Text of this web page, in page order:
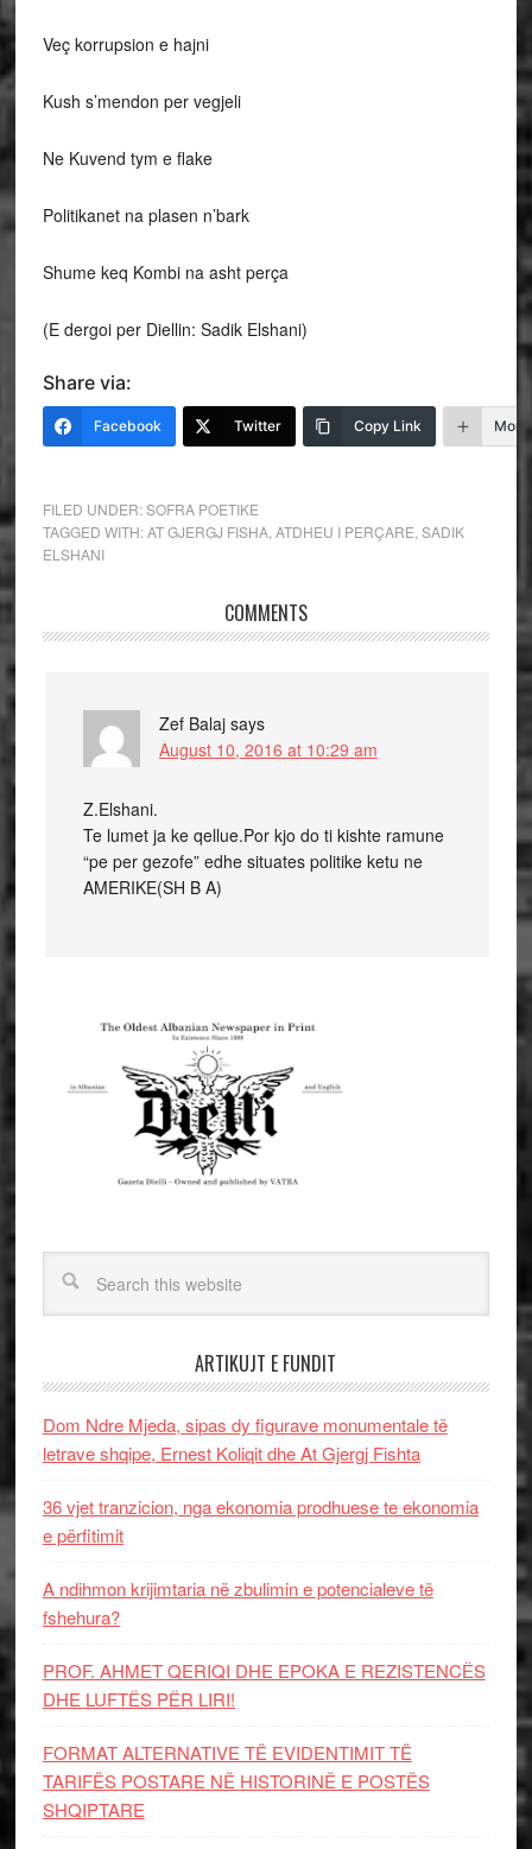
Veç korrupsion e hajni
Kush s’mendon per vegjeli
Ne Kuvend tym e flake
Politikanet na plasen n’bark
Shume keq Kombi na asht perça
(E dergoi per Diellin: Sadik Elshani)
Share via:
Facebook Twitter Copy Link More
FILED UNDER:SOFRA POETIKE
TAGGED WITH:AT GJERGJ FISHA, ATDHEU I PERÇARE SADIK
ELSHANI
COMMENTS
Zef Balaj says
August 10, 2016 at 10:29 am
Z.Elshani.
Te lumet ja ke qellue.Por kjo do ti kishte ramune
“pe per gezofe” edhe situates politike ketu ne
AMERIKE(SH B A)
ARTIKUJT E FUNDIT
Dom Ndre Mjeda, sipas dy figurave monumentale të
letrave shqipe, Ernest Koliqit dhe At Gjergj Fishta
36 vjet tranzicion, nga ekonomia prodhuese te ekonomia
e përfitimit
A ndihmon krijimtaria në zbulimin e potencialeve të
fshehura?
PROF. AHMET QERIQI DHE EPOKA E REZISTENCЁS
DHE LUFTЁS PЁR LIRI!
FORMAT ALTERNATIVE TË EVIDENTIMIT TË
TARIFËS POSTARE NË HISTORINË E POSTËS
SHQIPTARE